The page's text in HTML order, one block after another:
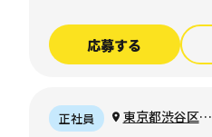
応募する
正社員
東京都渋谷区恵